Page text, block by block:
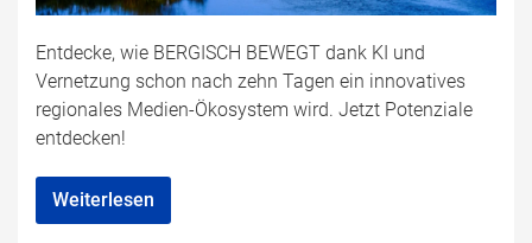
Entdecke, wie BERGISCH BEWEGT dank KI und
Vernetzung schon nach zehn Tagen ein innovatives
regionales Medien-Ökosystem wird. Jetzt Potenziale
entdecken!
Weiterlesen